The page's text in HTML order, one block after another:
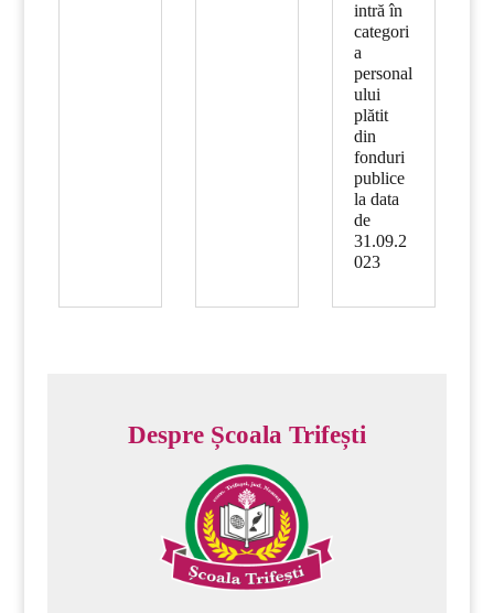
intră în
categori
a
personal
ului
plătit
din
fonduri
publice
la data
de
31.09.2
023
Despre Școala Trifești